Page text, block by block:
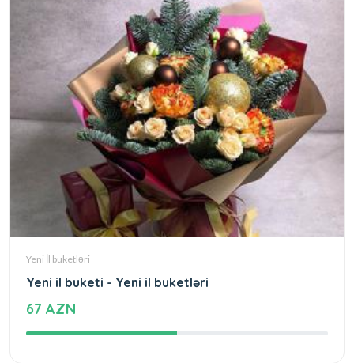
Yeni İl buketləri
Yeni il buketi - Yeni il buketləri
67 AZN